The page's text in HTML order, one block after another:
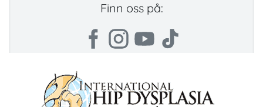
Finn oss på: